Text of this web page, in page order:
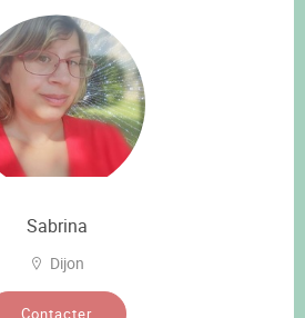
Sabrina
Dijon
Contacter